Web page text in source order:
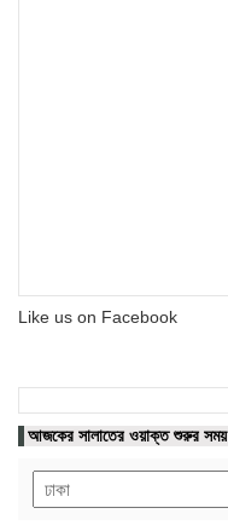
Like us on Facebook
আজকের সালাতের ওয়াক্ত শুরুর সময়